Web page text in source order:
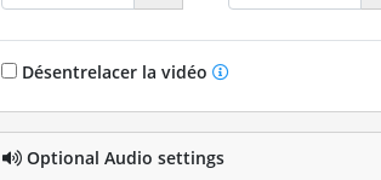
Désentrelacer la vidéo
Optional Audio settings